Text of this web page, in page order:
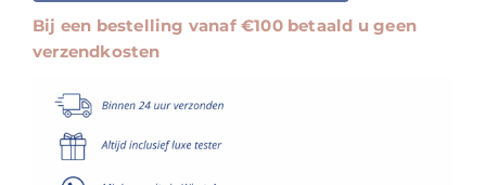
Bij een bestelling vanaf €100 betaald u geen
verzendkosten